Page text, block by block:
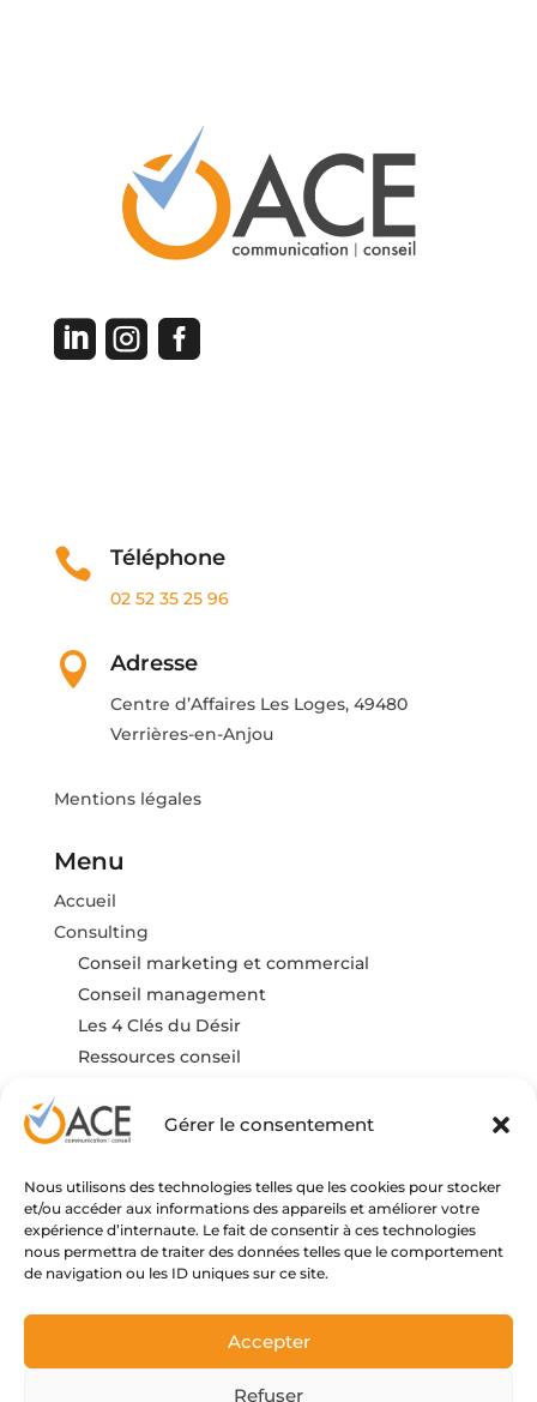
Gérer le consentement
Nous utilisons des technologies telles que les cookies pour stocker
et/ou accéder aux informations des appareils et améliorer votre
expérience d’internaute. Le fait de consentir à ces technologies
nous permettra de traiter des données telles que le comportement
de navigation ou les ID uniques sur ce site.
Accepter
Refuser
  
 Téléphone
02 52 35 25 96
 Adresse
Centre d’Affaires Les Loges, 49480
Verrières-en-Anjou
Mentions légales
Menu
Accueil
Consulting
Conseil marketing et commercial
Conseil management
Les 4 Clés du Désir
Ressources conseil
FAQ
Contact